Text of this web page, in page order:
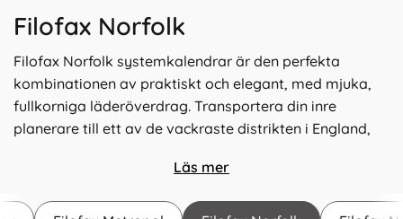
Filofax Norfolk
Läs mer
Filofax Norfolk systemkalendrar är den perfekta
kombinationen av praktiskt och elegant, med mjuka,
fullkorniga läderöverdrag. Transportera din inre
planerare till ett av de vackraste distrikten i England,
städer. Dessa systemkalendrar finns i olika färger och